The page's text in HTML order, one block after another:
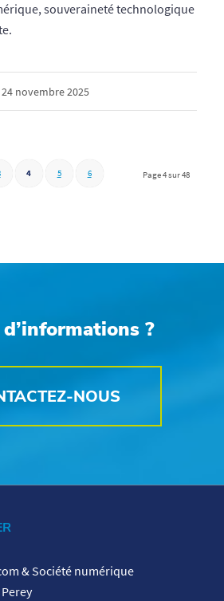
souveraineté technologique
24 novembre 2025
Page 4 sur 48
4 5 6
?
NOUS
& Société numérique